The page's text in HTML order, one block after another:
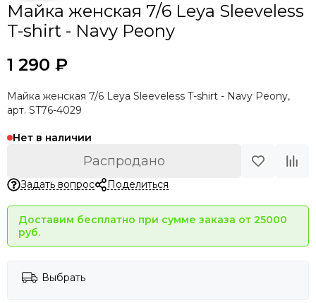
Майка женская 7/6 Leya Sleeveless
T-shirt - Navy Peony
1 290 ₽
Майка женская 7/6 Leya Sleeveless T-shirt - Navy Peony,
арт. ST76-4029
Нет в наличии
Распродано
Задать вопрос Поделиться
Доставим бесплатно при сумме заказа от 25000
руб.
Выбрать